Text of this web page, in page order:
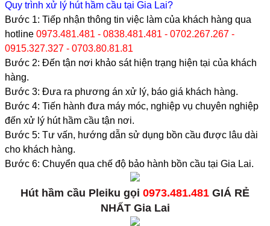
Quy trình xử lý hút hầm cầu tại Gia Lai?
Bước 1: Tiếp nhận thông tin việc làm của khách hàng qua
hotline 0973.481.481 - 0838.481.481 - 0702.267.267 -
0915.327.327 - 0703.80.81.81
Bước 2: Đến tận nơi khảo sát hiện trạng hiện tại của khách
hàng.
Bước 3: Đưa ra phương án xử lý, báo giá khách hàng.
Bước 4: Tiến hành đưa máy móc, nghiệp vụ chuyên nghiệp
đến xử lý hút hầm cầu tận nơi.
Bước 5: Tư vấn, hướng dẫn sử dụng bồn cầu được lâu dài
cho khách hàng.
Bước 6: Chuyển qua chế độ bảo hành bồn cầu tại Gia Lai.
Hút hầm cầu Pleiku gọi 0973.481.481 GIÁ RẺ
NHẤT Gia Lai